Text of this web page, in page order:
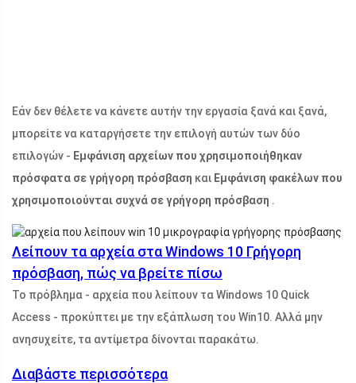
Εάν δεν θέλετε να κάνετε αυτήν την εργασία ξανά και ξανά,
μπορείτε να καταργήσετε την επιλογή αυτών των δύο
επιλογών - Εμφάνιση αρχείων που χρησιμοποιήθηκαν
πρόσφατα σε γρήγορη πρόσβαση και Εμφάνιση φακέλων που
χρησιμοποιούνται συχνά σε γρήγορη πρόσβαση .
Λείπουν τα αρχεία στα Windows 10 Γρήγορη
πρόσβαση, πώς να βρείτε πίσω
Το πρόβλημα - αρχεία που λείπουν τα Windows 10 Quick
Access - προκύπτει με την εξάπλωση του Win10. Αλλά μην
ανησυχείτε, τα αντίμετρα δίνονται παρακάτω.
Διαβάστε περισσότερα